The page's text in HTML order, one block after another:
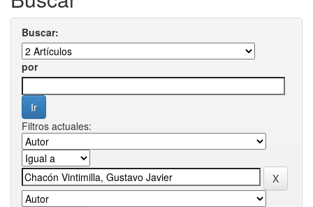
Buscar:
por
Filtros actuales: